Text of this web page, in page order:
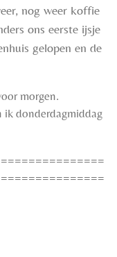
nog weer koffie
ons eerste ijsje
gelopen en de
morgen.
ik donderdagmiddag